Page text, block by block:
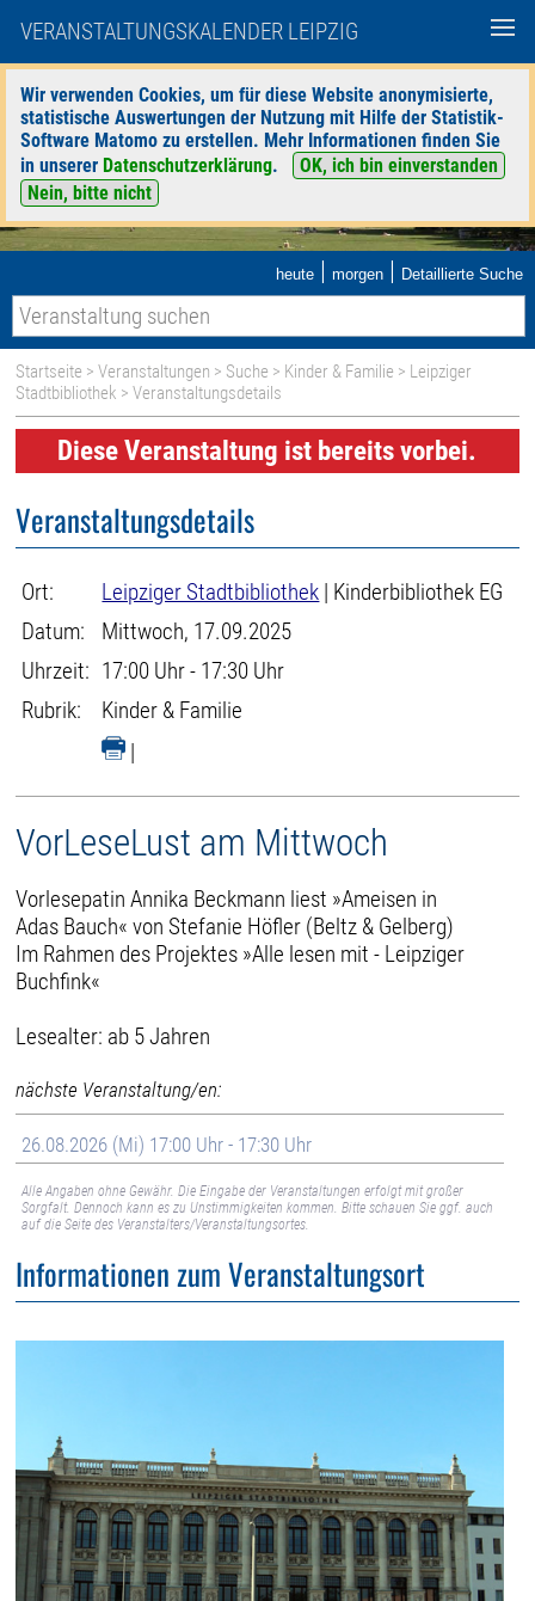
VERANSTALTUNGSKALENDER LEIPZIG
Wir verwenden Cookies, um für diese Website anonymisierte,
statistische Auswertungen der Nutzung mit Hilfe der Statistik-
Software Matomo zu erstellen. Mehr Informationen finden Sie
in unserer Datenschutzerklärung.
OK, ich bin einverstanden
Nein, bitte nicht
heute | morgen | Detaillierte Suche
Startseite >Veranstaltungen > Suche > Kinder & Familie > Leipziger
Stadtbibliothek > Veranstaltungsdetails
Diese Veranstaltung ist bereits vorbei.
Veranstaltungsdetails
Ort: Leipziger Stadtbibliothek | Kinderbibliothek EG
Datum:
Mittwoch, 17.09.2025
Uhrzeit: 17:00 Uhr - 17:30 Uhr
Rubrik:
Kinder & Familie
|
VorLeseLust am Mittwoch
Vorlesepatin Annika Beckmann liest »Ameisen in
Adas Bauch« von Stefanie Höfler (Beltz & Gelberg)
Im Rahmen des Projektes »Alle lesen mit - Leipziger
Buchfink«
Lesealter: ab 5 Jahren
nächste Veranstaltung/en:
26.08.2026 (Mi) 17:00 Uhr - 17:30 Uhr
Alle Angaben ohne Gewähr. Die Eingabe der Veranstaltungen erfolgt mit großer
Sorgfalt. Dennoch kann es zu Unstimmigkeiten kommen. Bitte schauen Sie ggf. auch
auf die Seite des Veranstalters/Veranstaltungsortes.
Informationen zum Veranstaltungsort